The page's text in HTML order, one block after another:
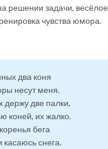
решении задачи, весёлое
чувства юмора.
два коня
несут меня.
держу две палки,
коней, их жалко.
бега
касаюсь снега.